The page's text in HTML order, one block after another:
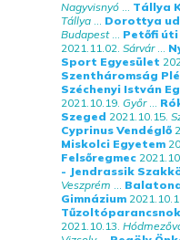
Nagyvisnyó ... Tállya
Tállya ... Dorottya
Budapest... Petőfi úti
2021.11.02. Sárvár...
Sport Egyesület
Szentháromság
Széchenyi István
2021.10.19. Győr...
Szeged 2021.10.15.
Cyprinus Vendéglő
Miskolci Egyetem
Felsőregmec
- Jendrassik
Veszprém ...
Gimnázium
2021.10.13.